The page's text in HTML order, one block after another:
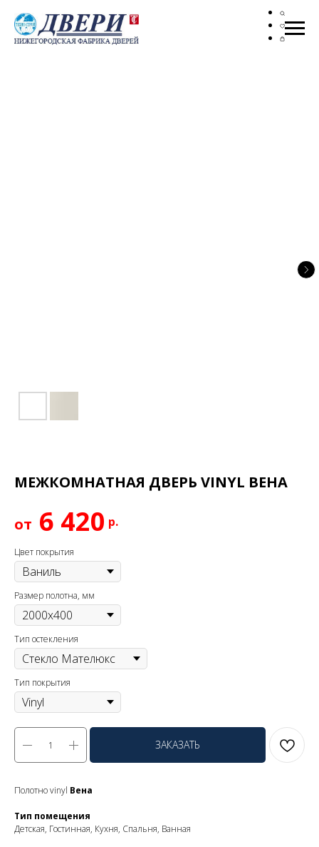
МЕЖКОМНАТНАЯ ДВЕРЬ VINYL ВЕНА
6 420 р.
Цвет покрытия
Размер полотна, мм
Тип остекления
Тип покрытия
ЗАКАЗАТЬ
Полотно vinyl Вена
Тип помещения
Детская, Гостинная, Кухня, Спальня, Ванная